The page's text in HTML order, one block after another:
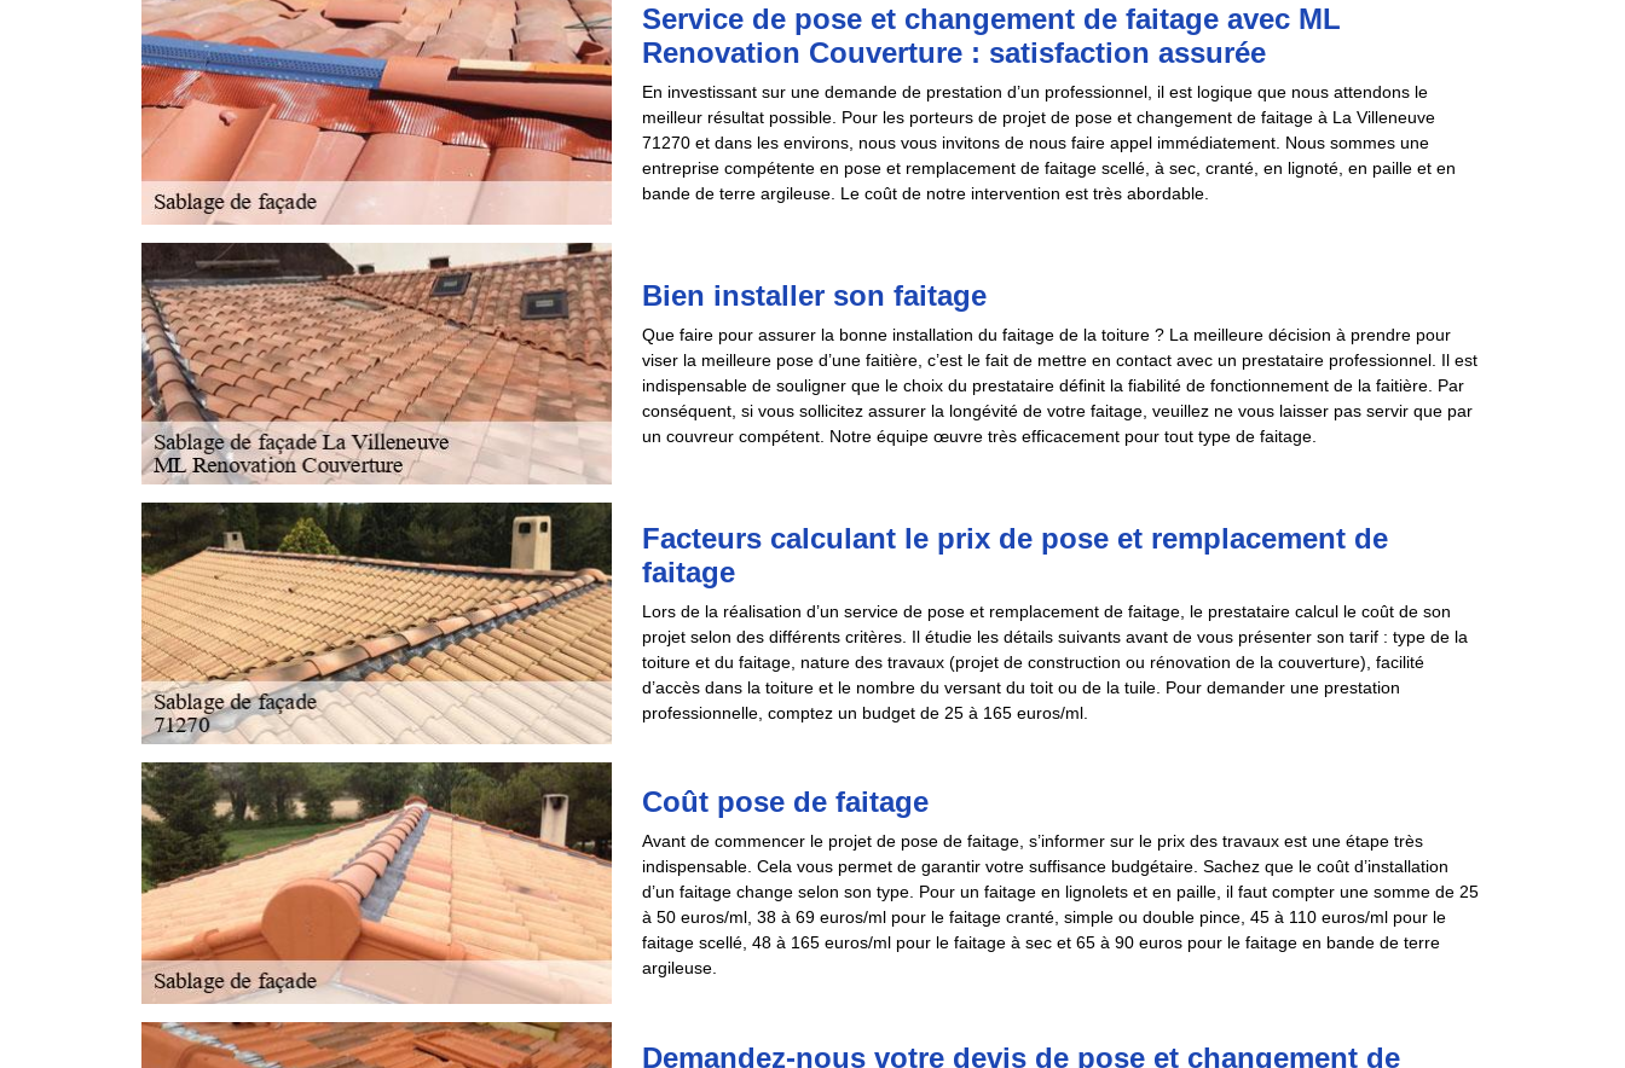
Service de pose et changement de faitage avec ML
Renovation Couverture : satisfaction assurée
En investissant sur une demande de prestation d’un professionnel, il est logique que nous attendons le
meilleur résultat possible. Pour les porteurs de projet de pose et changement de faitage à La Villeneuve
71270 et dans les environs, nous vous invitons de nous faire appel immédiatement. Nous sommes une
entreprise compétente en pose et remplacement de faitage scellé, à sec, cranté, en lignoté, en paille et en
bande de terre argileuse. Le coût de notre intervention est très abordable.
Bien installer son faitage
Que faire pour assurer la bonne installation du faitage de la toiture ? La meilleure décision à prendre pour
viser la meilleure pose d’une faitière, c’est le fait de mettre en contact avec un prestataire professionnel. Il est
indispensable de souligner que le choix du prestataire définit la fiabilité de fonctionnement de la faitière. Par
conséquent, si vous sollicitez assurer la longévité de votre faitage, veuillez ne vous laisser pas servir que par
un couvreur compétent. Notre équipe œuvre très efficacement pour tout type de faitage.
Facteurs calculant le prix de pose et remplacement de
faitage
Lors de la réalisation d’un service de pose et remplacement de faitage, le prestataire calcul le coût de son
projet selon des différents critères. Il étudie les détails suivants avant de vous présenter son tarif : type de la
toiture et du faitage, nature des travaux (projet de construction ou rénovation de la couverture), facilité
d’accès dans la toiture et le nombre du versant du toit ou de la tuile. Pour demander une prestation
professionnelle, comptez un budget de 25 à 165 euros/ml.
Coût pose de faitage
Avant de commencer le projet de pose de faitage, s’informer sur le prix des travaux est une étape très
indispensable. Cela vous permet de garantir votre suffisance budgétaire. Sachez que le coût d’installation
d’un faitage change selon son type. Pour un faitage en lignolets et en paille, il faut compter une somme de 25
à 50 euros/ml, 38 à 69 euros/ml pour le faitage cranté, simple ou double pince, 45 à 110 euros/ml pour le
faitage scellé, 48 à 165 euros/ml pour le faitage à sec et 65 à 90 euros pour le faitage en bande de terre
argileuse.
Demandez-nous votre devis de pose et changement de